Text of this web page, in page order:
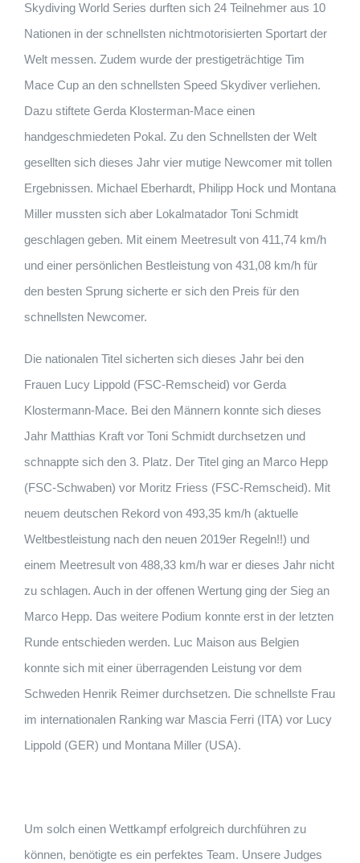
Skydiving World Series durften sich 24 Teilnehmer aus 10
Nationen in der schnellsten nichtmotorisierten Sportart der
Welt messen. Zudem wurde der prestigeträchtige Tim
Mace Cup an den schnellsten Speed Skydiver verliehen.
Dazu stiftete Gerda Klosterman-Mace einen
handgeschmiedeten Pokal. Zu den Schnellsten der Welt
gesellten sich dieses Jahr vier mutige Newcomer mit tollen
Ergebnissen. Michael Eberhardt, Philipp Hock und Montana
Miller mussten sich aber Lokalmatador Toni Schmidt
geschlagen geben. Mit einem Meetresult von 411,74 km/h
und einer persönlichen Bestleistung von 431,08 km/h für
den besten Sprung sicherte er sich den Preis für den
schnellsten Newcomer.
Die nationalen Titel sicherten sich dieses Jahr bei den
Frauen Lucy Lippold (FSC-Remscheid) vor Gerda
Klostermann-Mace. Bei den Männern konnte sich dieses
Jahr Matthias Kraft vor Toni Schmidt durchsetzen und
schnappte sich den 3. Platz. Der Titel ging an Marco Hepp
(FSC-Schwaben) vor Moritz Friess (FSC-Remscheid). Mit
neuem deutschen Rekord von 493,35 km/h (aktuelle
Weltbestleistung nach den neuen 2019er Regeln!!) und
einem Meetresult von 488,33 km/h war er dieses Jahr nicht
zu schlagen. Auch in der offenen Wertung ging der Sieg an
Marco Hepp. Das weitere Podium konnte erst in der letzten
Runde entschieden werden. Luc Maison aus Belgien
konnte sich mit einer überragenden Leistung vor dem
Schweden Henrik Reimer durchsetzen. Die schnellste Frau
im internationalen Ranking war Mascia Ferri (ITA) vor Lucy
Lippold (GER) und Montana Miller (USA).
Um solch einen Wettkampf erfolgreich durchführen zu
können, benötigte es ein perfektes Team. Unsere Judges